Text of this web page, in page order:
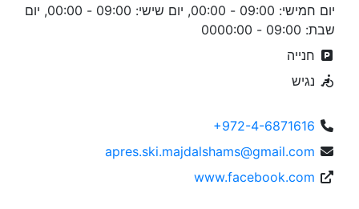
יום חמישי: 09:00 - 00:00, יום שישי: 09:00 - 00:00, יום
שבת: 09:00 - 0000:00
חנייה
נגיש
+972-4-6871616
apres.ski.majdalshams@gmail.com
www.facebook.com